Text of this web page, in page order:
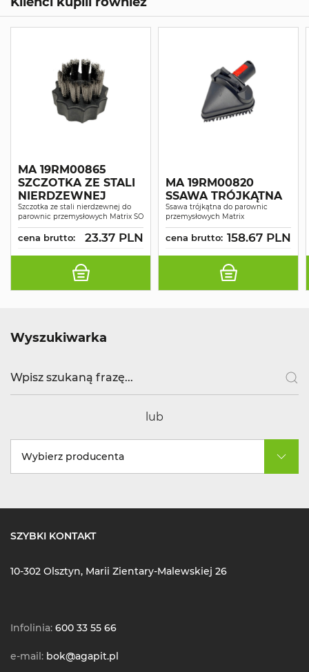
MA 19RM00865
SZCZOTKA ZE STALI
NIERDZEWNEJ
Szczotka ze stali nierdzewnej do
parownic przemysłowych Matrix SO
cena brutto: 23.37 PLN
MA 19RM00820
SSAWA TRÓJKĄTNA
Ssawa trójkątna do parownic
przemysłowych Matrix
cena brutto: 158.67 PLN
Wyszukiwarka
lub
Wybierz producenta
SZYBKI KONTAKT
10-302 Olsztyn, Marii Zientary-Malewskiej 26
Infolinia: 600 33 55 66
e-mail: bok@agapit.pl